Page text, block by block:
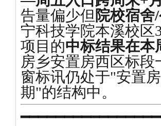
告量偏少但 院校宿舍
宁科技学院本溪校区
项目的中标结果在本
房乡安置房西区标
窗标讯仍处于"安置
期"的结构中。